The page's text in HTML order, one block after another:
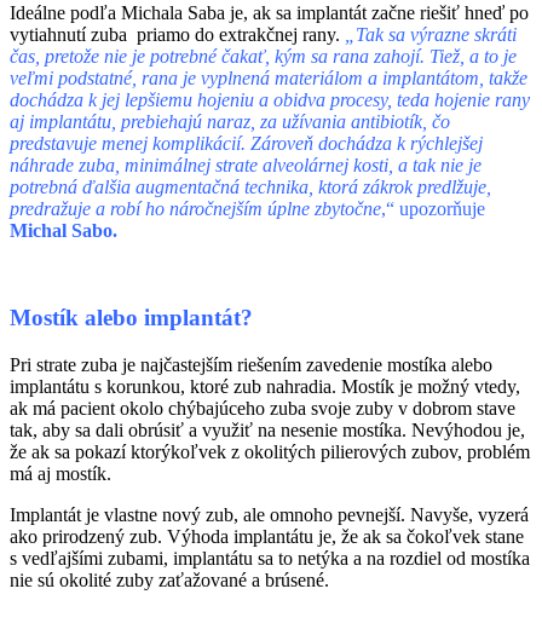
Ideálne podľa Michala Saba je, ak sa implantát začne riešiť hneď po
vytiahnutí zuba priamo do extrakčnej rany.
„Tak sa výrazne skráti
čas, pretože nie je potrebné čakať, kým sa rana zahojí. Tiež, a to je
veľmi podstatné, rana je vyplnená materiálom a implantátom, takže
dochádza k jej lepšiemu hojeniu a obidva procesy, teda hojenie rany
aj implantátu, prebiehajú naraz, za užívania antibiotík, čo
predstavuje menej komplikácií. Zároveň dochádza k rýchlejšej
náhrade zuba, minimálnej strate alveolárnej kosti, a tak nie je
potrebná ďalšia augmentačná technika, ktorá zákrok predlžuje,
predražuje a robí ho náročnejším úplne zbytočne,“ upozorňuje
Michal Sabo.
Mostík alebo implantát?
Pri strate zuba je najčastejším riešením zavedenie mostíka alebo
implantátu s korunkou, ktoré zub nahradia. Mostík je možný vtedy,
ak má pacient okolo chýbajúceho zuba svoje zuby v dobrom stave
tak, aby sa dali obrúsiť a využiť na nesenie mostíka. Nevýhodou je,
že ak sa pokazí ktorýkoľvek z okolitých pilierových zubov, problém
má aj mostík.
Implantát je vlastne nový zub, ale omnoho pevnejší. Navyše, vyzerá
ako prirodzený zub. Výhoda implantátu je, že ak sa čokoľvek stane
s vedľajšími zubami, implantátu sa to netýka a na rozdiel od mostíka
nie sú okolité zuby zaťažované a brúsené.